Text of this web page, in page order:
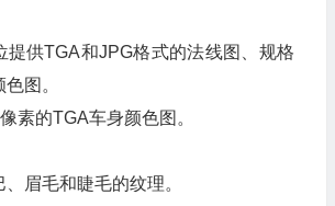
提供TGA和JPG格式的法线图、规格
图。
素的TGA车身颜色图。
眉毛和睫毛的纹理。